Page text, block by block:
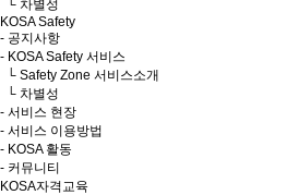
└ 차별성
KOSA Safety
- 공지사항
- KOSA Safety 서비스
└ Safety Zone 서비스소개
└ 차별성
- 서비스 현장
- 서비스 이용방법
- KOSA 활동
- 커뮤니티
KOSA자격교육